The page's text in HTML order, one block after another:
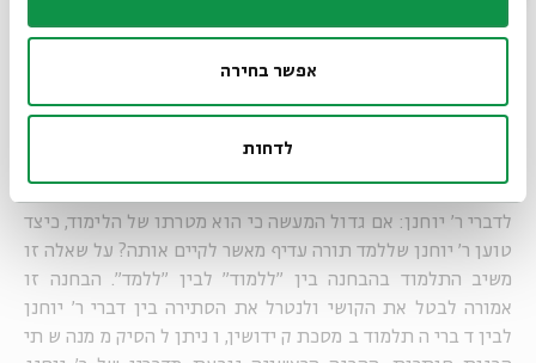
אפשר בחירה
לדחות
שהלימוד חשוב יותר, אולם מתוך הדברים משתמע שהמעשה הוא
העיקר, כיוון שלימוד התורה הוא האמצעי בעוד שקיום המצוות
זה מה שכתוב בזה" בוודאי למד תורה, כיוון שהלימוד מביא לידי
מעשה, ואם לא היה לומד, לא יכול היה לקיים את המצוות כהלכתן.
לדברי ר' יוחנן: אם גדול המעשה כי הוא מטרתו של הלימוד, כיצד
טוען ר' יוחנן שללמד תורה עדיף מאשר לקיים אותה? על שאלה זו
משיב התלמוד בהבחנה בין "ללמוד" לבין "ללמד". הבחנה זו
אמורה לבטל את הקושי ולנטרל את הסתירה בין דברי ר' יוחנן
לבין דברי התלמוד במסכת קידושין, וניתן להסיק ממנה שתי